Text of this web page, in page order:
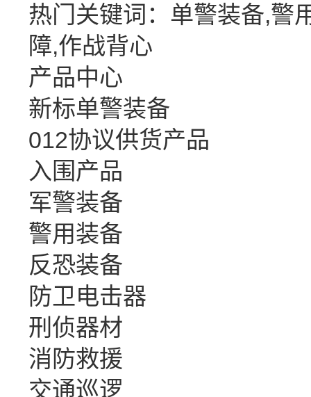
热门关键词：单警装备,警
障,作战背心
产品中心
新标单警装备
012协议供货产品
入围产品
军警装备
警用装备
反恐装备
防卫电击器
刑侦器材
消防救援
交通巡逻